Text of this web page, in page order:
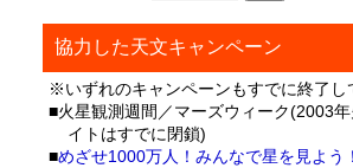
協力した天文キャンペーン
※いずれのキャンペーンもすでに終了し
■火星観測週間／マーズウィーク(2003
イトはすでに閉鎖)
■めざせ1000万人！みんなで星を見よう